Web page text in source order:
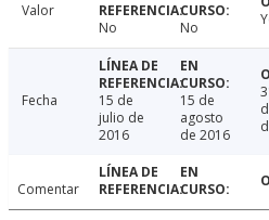
Valor
No
No
Fecha
15 de
julio de
2016
15 de
agosto
de 2016
Comentar